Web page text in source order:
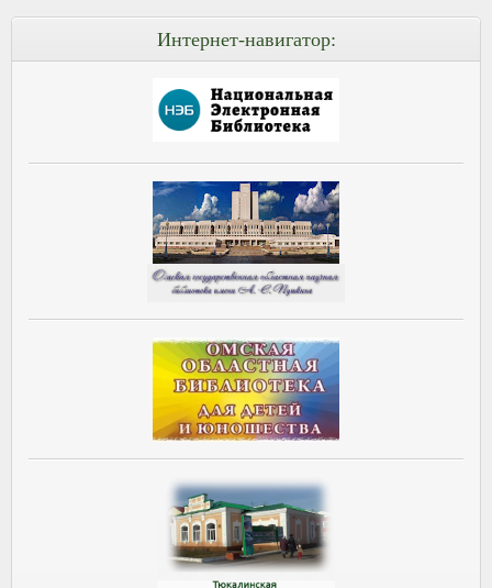
Интернет-навигатор: